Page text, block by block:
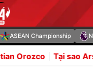
ASEAN Championship
mua Bruno